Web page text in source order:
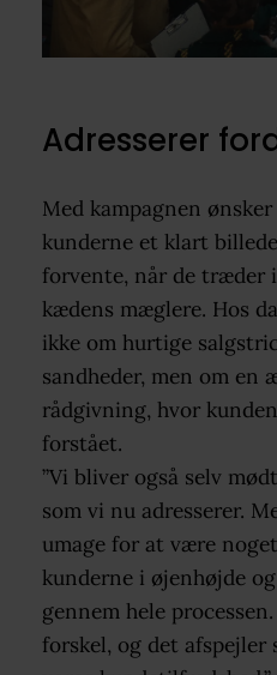
Adresserer
Med kampagnen
kunderne et klart
forvente, når de træder
kædens mæglere. Hos
ikke om hurtige
sandheder, men om en
rådgivning, hvor
forstået.
”Vi bliver også selv
som vi nu adresserer.
umage for at være
kunderne i øjenhøjde
gennem hele
forskel, og det afspejler